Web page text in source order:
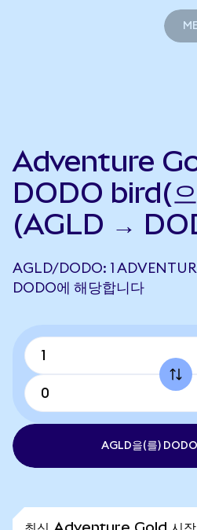
Adventure
DODO bird(으
(AGLD →
AGLD/DODO: 1
DODO에 해당합니다
AGLD을(를)